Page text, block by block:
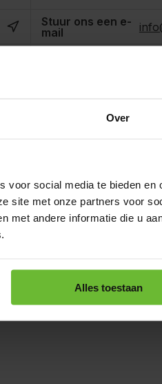
Over
voor social media te bieden en
site met onze partners voor
met andere informatie die u
Alles toestaan
Stuur ons een e-
mail